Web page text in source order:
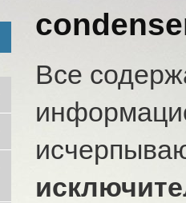
Все